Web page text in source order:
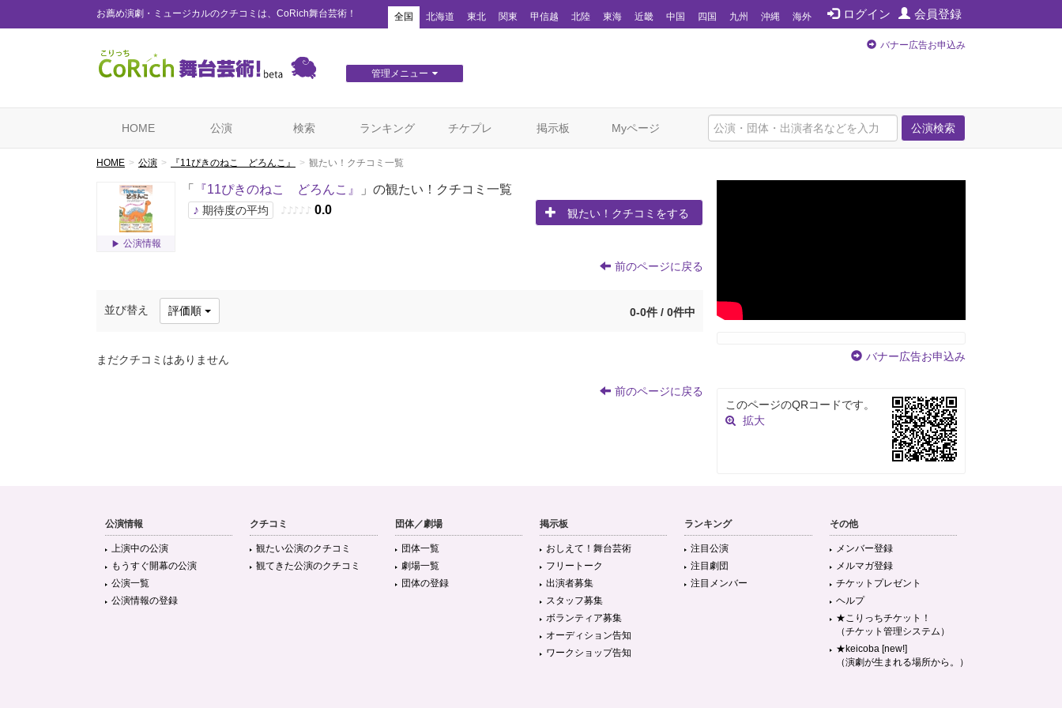
お薦め演劇・ミュージカルのクチコミは、CoRich舞台芸術！ ログイン 会員登録
全国 北海道 東北 関東 甲信越 北陸 東海 近畿 中国 四国 九州 沖縄 海外
管理メニュー
バナー広告お申込み
公演検索
HOME 公演 検索 ランキング チケプレ 掲示板 Myページ
HOME 公演 『11ぴきのねこ どろんこ』 観たい！クチコミ一覧
公演情報
「 『11ぴきのねこ どろんこ』
」の観たい！クチコミ一覧
♪ 期待度の平均 ♪ ♪ ♪ ♪ ♪ 0.0 観たい！クチコミをする
前のページに戻る
並び替え 評価順 0-0件 / 0件中
まだクチコミはありません
前のページに戻る
バナー広告お申込み
このページのQRコードです。
拡大
公演情報
上演中の公演
もうすぐ開幕の公演
公演一覧
公演情報の登録
クチコミ
観たい公演のクチコミ
観てきた公演のクチコミ
団体／劇場
団体一覧
劇場一覧
団体の登録
掲示板
おしえて！舞台芸術
フリートーク
出演者募集
スタッフ募集
ボランティア募集
オーディション告知
ワークショップ告知
ランキング
注目公演
注目劇団
注目メンバー
その他
メンバー登録
メルマガ登録
チケットプレゼント
ヘルプ
★こりっちチケット！
（チケット管理システム）
★keicoba [new!]
（演劇が生まれる場所から。）